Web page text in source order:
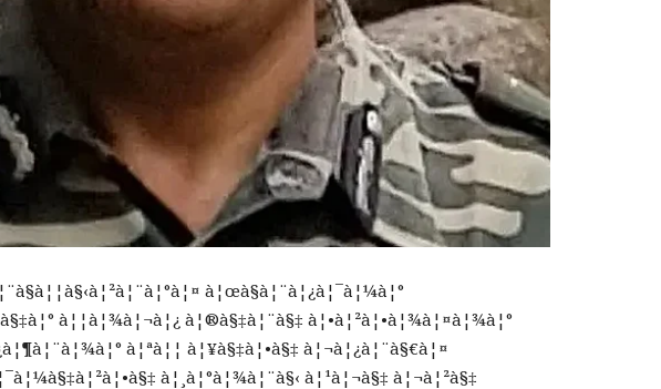
à¦œà§à¦¨à¦¿à¦¯à¦¼à¦°
à¦¦à¦¾à¦¬à¦¿ à¦®à§‡à¦¨à§‡ à¦•à¦²à¦•à¦¾à¦¤à¦¾à¦°
à¦ªà¦¦ à¦¥à§‡à¦•à§‡ à¦¬à¦¿à¦¨à§€à¦¤
à¦¸à¦°à¦¾à¦¨à§‹ à¦¹à¦¬à§‡ à¦¬à¦²à§‡